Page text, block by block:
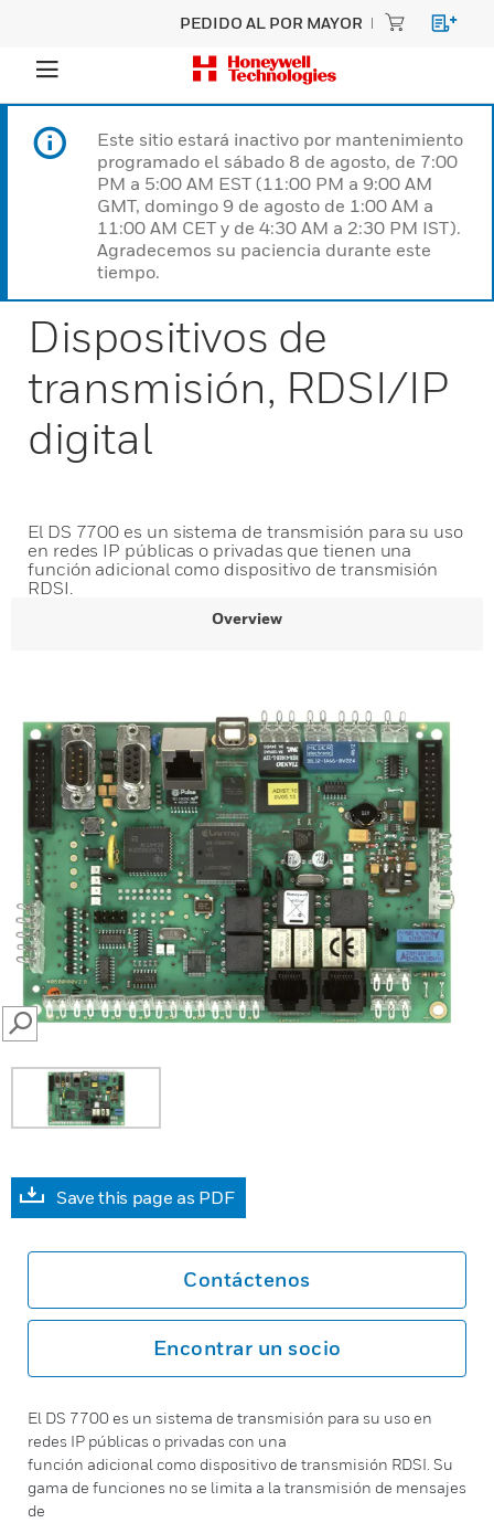
PEDIDO AL POR MAYOR
Este sitio estará inactivo por mantenimiento
programado el sábado 8 de agosto, de 7:00
PM a 5:00 AM EST (11:00 PM a 9:00 AM
GMT, domingo 9 de agosto de 1:00 AM a
11:00 AM CET y de 4:30 AM a 2:30 PM IST).
Agradecemos su paciencia durante este
tiempo.
Dispositivos de
transmisión, RDSI/IP
digital
El DS 7700 es un sistema de transmisión para su uso
en redes IP públicas o privadas que tienen una
función adicional como dispositivo de transmisión
RDSI.
Overview
SEARCH
Save this page as PDF
Contáctenos
Encontrar un socio
El DS 7700 es un sistema de transmisión para su uso en
redes IP públicas o privadas con una
función adicional como dispositivo de transmisión RDSI. Su
gama de funciones no se limita a la transmisión de mensajes
de